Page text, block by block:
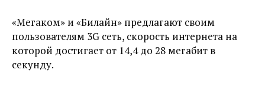
«Мегаком» и «Билайн» предлагают своим
пользователям 3G сеть, скорость интернета на
которой достигает от 14,4 до 28 мегабит в
секунду.